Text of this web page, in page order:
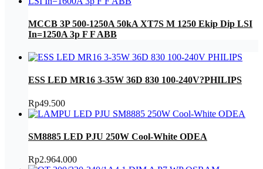
MCCB 3P 500-1250A 50kA XT7S M 1250 Ekip Dip LSI
In=1250A 3p F F ABB
ESS LED MR16 3-35W 36D 830 100-240V?PHILIPS
Rp49.500
SM8885 LED PJU 250W Cool-White ODEA
Rp2.964.000